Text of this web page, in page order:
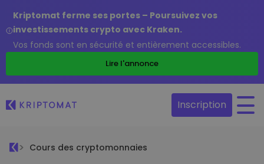
Kriptomat ferme ses portes – Poursuivez vos
investissements crypto avec Kraken.
Vos fonds sont en sécurité et entièrement accessibles.
Lire l'annonce
Inscription
Cours des cryptomonnaies